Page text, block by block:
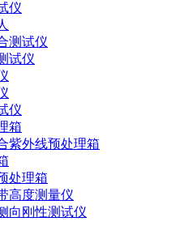
仪
测试仪
试仪
仪
箱
紫外线预处理箱
处理箱
高度测量仪
向刚性测试仪